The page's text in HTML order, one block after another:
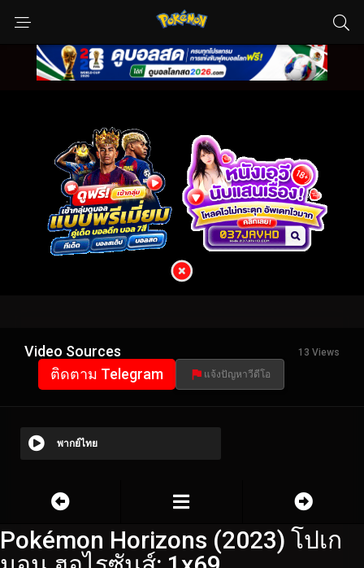
Video Sources 13 Views
ติดตาม Telegram แจ้งปัญหาวีดีโอ
พากย์ไทย
Pokémon Horizons (2023) โปเก